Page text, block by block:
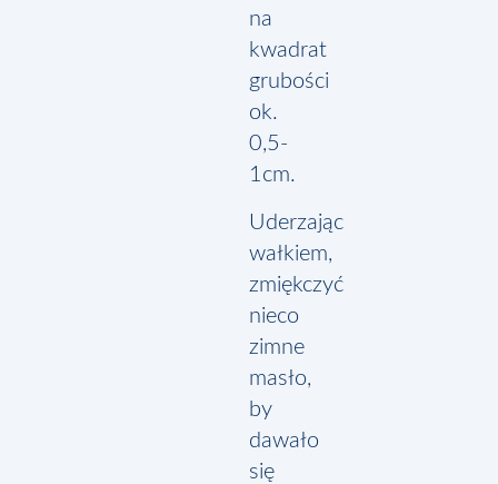
na
kwadrat
grubości
ok.
0,5-
1cm.
Uderzając
wałkiem,
zmiękczyć
nieco
zimne
masło,
by
dawało
się